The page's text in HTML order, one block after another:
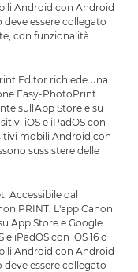
Android con Android
deve essere collegato
con funzionalità
Editor richiede una
Easy-PhotoPrint
sull'App Store e su
iOS e iPadOS con
mobili Android con
sussistere delle
Accessibile dal
PRINT. L'app Canon
App Store e Google
iPadOS con iOS 16 o
Android con Android
deve essere collegato